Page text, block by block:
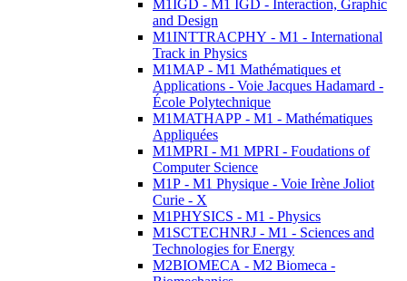
M1IGD - M1 IGD - Interaction, Graphic
and Design
M1INTTRACPHY - M1 - International
Track in Physics
M1MAP - M1 Mathématiques et
Applications - Voie Jacques Hadamard -
École Polytechnique
M1MATHAPP - M1 - Mathématiques
Appliquées
M1MPRI - M1 MPRI - Foudations of
Computer Science
M1P - M1 Physique - Voie Irène Joliot
Curie - X
M1PHYSICS - M1 - Physics
M1SCTECHNRJ - M1 - Sciences and
Technologies for Energy
M2BIOMECA - M2 Biomeca -